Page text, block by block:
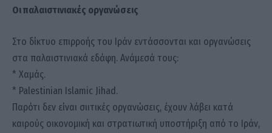
Οι παλαιστινιακές οργανώσεις
Στο δίκτυο επιρροής του Ιράν εντάσσονται και οργανώσεις
στα παλαιστινιακά εδάφη. Ανάμεσά τους:
* Χαμάς.
* Palestinian Islamic Jihad.
Παρότι δεν είναι σιιτικές οργανώσεις, έχουν λάβει κατά
καιρούς οικονομική και στρατιωτική υποστήριξη από το Ιράν,